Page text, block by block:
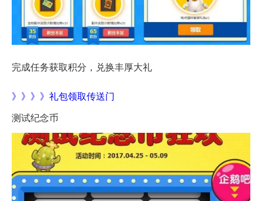
完成任务获取积分，兑换丰厚大礼
》》》》礼包领取传送门
测试纪念币